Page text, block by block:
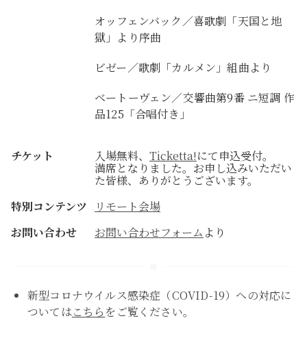
オッフェンバック／喜歌劇「天国と地
獄」より序曲
ビゼー／歌劇「カルメン」組曲より
ベートーヴェン／交響曲第9番 ニ短調 作
品125「合唱付き」
チケット 入場無料、 Ticketta!にて申込受付。
満席となりました。お申し込みいただい
た皆様、ありがとうございます。
特別コンテンツ
リモート会場
お問い合わせ
お問い合わせフォーム より
新型コロナウイルス感染症（COVID-19）への対応に
ついてはこちら をご覧ください。